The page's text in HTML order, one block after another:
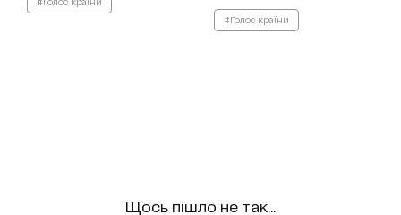
#Голос країни
Щось пішло не так...